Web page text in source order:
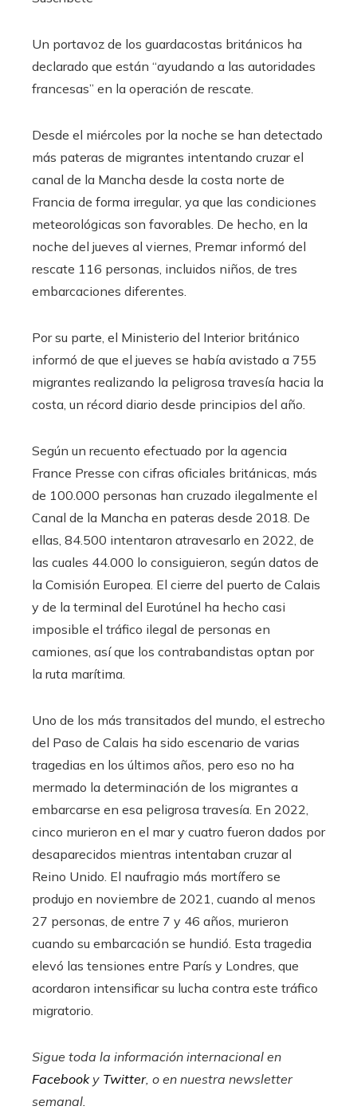
Un portavoz de los guardacostas británicos ha
declarado que están “ayudando a las autoridades
francesas” en la operación de rescate.
Desde el miércoles por la noche se han detectado
más pateras de migrantes intentando cruzar el
canal de la Mancha desde la costa norte de
Francia de forma irregular, ya que las condiciones
meteorológicas son favorables. De hecho, en la
noche del jueves al viernes, Premar informó del
rescate 116 personas, incluidos niños, de tres
embarcaciones diferentes.
Por su parte, el Ministerio del Interior británico
informó de que el jueves se había avistado a 755
migrantes realizando la peligrosa travesía hacia la
costa, un récord diario desde principios del año.
Según un recuento efectuado por la agencia
France Presse con cifras oficiales británicas, más
de 100.000 personas han cruzado ilegalmente el
Canal de la Mancha en pateras desde 2018. De
ellas, 84.500 intentaron atravesarlo en 2022, de
las cuales 44.000 lo consiguieron, según datos de
la Comisión Europea. El cierre del puerto de Calais
y de la terminal del Eurotúnel ha hecho casi
imposible el tráfico ilegal de personas en
camiones, así que los contrabandistas optan por
la ruta marítima.
Uno de los más transitados del mundo, el estrecho
del Paso de Calais ha sido escenario de varias
tragedias en los últimos años, pero eso no ha
mermado la determinación de los migrantes a
embarcarse en esa peligrosa travesía. En 2022,
cinco murieron en el mar y cuatro fueron dados por
desaparecidos mientras intentaban cruzar al
Reino Unido. El naufragio más mortífero se
produjo en noviembre de 2021, cuando al menos
27 personas, de entre 7 y 46 años, murieron
cuando su embarcación se hundió. Esta tragedia
elevó las tensiones entre París y Londres, que
acordaron intensificar su lucha contra este tráfico
migratorio.
Sigue toda la información internacional en
Facebooky Twitter, o en nuestra newsletter
semanal